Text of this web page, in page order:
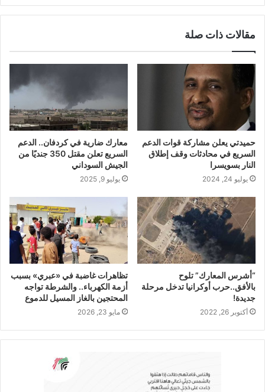
مقالات ذات صلة
حميدتي يعلن مشاركة قوات الدعم
السريع في محادثات وقف إطلاق
النار بسويسرا
يوليو 24, 2024
معارك ضارية في كردفان.. الدعم
السريع تعلن مقتل 350 جنديًا من
الجيش السوداني
يوليو 9, 2025
“أشرس المعارك” تلوح
بالأفق..حرب أوكرانيا تدخل مرحلة
جديدة!
أكتوبر 26, 2022
تظاهرات غاضبة في «عبري» بسبب
أزمة الكهرباء.. والشرطة تواجه
المحتجين بالغاز المسيل للدموع
مايو 23, 2026